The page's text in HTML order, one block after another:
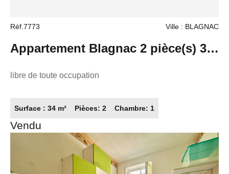
Réf.7773 Ville : BLAGNAC
Appartement Blagnac 2 pièce(s) 34
m2
libre de toute occupation
Surface : 34 m² Pièces: 2 Chambre: 1
Vendu